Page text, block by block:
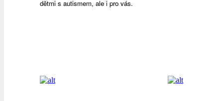
dětmi s autismem, ale i pro vás.